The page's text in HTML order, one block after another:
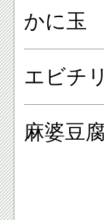
菜とし
ウトす
かに玉
エビチリ
麻婆豆